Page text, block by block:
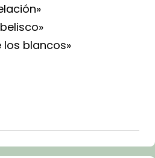
los blancos»
Barcelona